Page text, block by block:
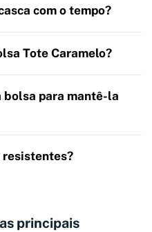
com o tempo?
Tote Caramelo?
bolsa para mantê-la
resistentes?
principais